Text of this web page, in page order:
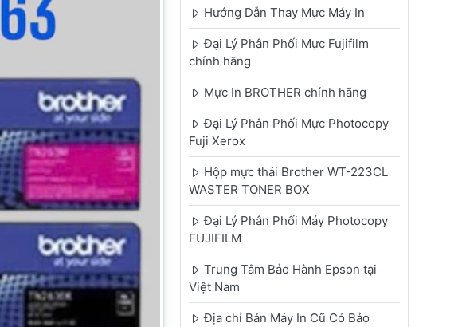
Hướng Dẫn Thay Mực Máy In
Đại Lý Phân Phối Mực Fujifilm
chính hãng
Mực In BROTHER chính hãng
Đại Lý Phân Phối Mực Photocopy
Fuji Xerox
Hộp mực thải Brother WT-223CL
WASTER TONER BOX
Đại Lý Phân Phối Máy Photocopy
FUJIFILM
Trung Tâm Bảo Hành Epson tại
Việt Nam
Địa chỉ Bán Máy In Cũ Có Bảo